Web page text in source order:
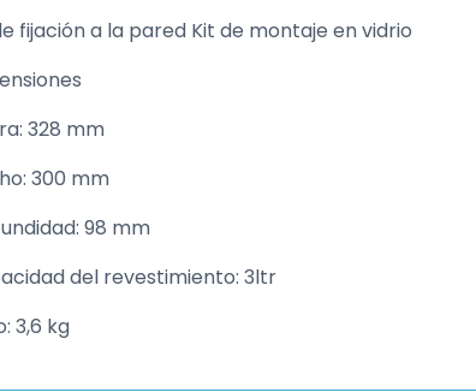
fijación a la pared Kit de montaje en vidrio
328 mm
300 mm
98 mm
del revestimiento: 3ltr
3,6 kg